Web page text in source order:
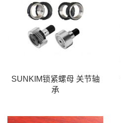
SUNKIM锁紧螺母 关节轴
承